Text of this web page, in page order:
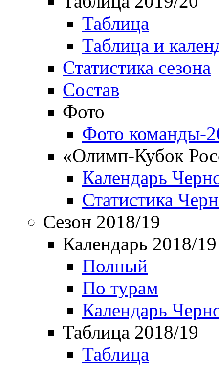
Таблица
Таблица и
Статистика сезона
Состав
Фото
Фото команды-
«Олимп-Кубок
Календарь
Статистика
Сезон 2018/19
Календарь 2018/19
Полный
По турам
Календарь
Таблица 2018/19
Таблица